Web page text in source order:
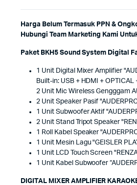
Harga Belum Termasuk PPN &
Hubungi Team Marketing Kami
Paket BKH5 Sound System Digital
1 Unit Digital Mixer Amplifier
Built-in: USB + HDMI + OPTICAL
2 Unit Mic Wireless Gengggam
2 Unit Speaker Pasif
1 Unit Subwoofer Aktif
2 Unit Stand Tripot Speaker
1 Roll Kabel Speaker
1 Unit Mesin Lagu "GEISLER
1 Unit LCD Touch Screen
1 Unit Kabel Subwoofer
DIGITAL MIXER AMPLIFIER